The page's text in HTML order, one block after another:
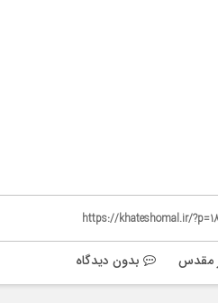
https://khateshomal.ir/
مقدس بدون دیدگاه